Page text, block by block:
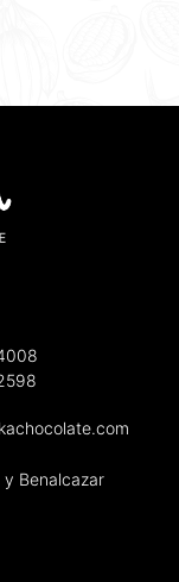
y Benalcazar